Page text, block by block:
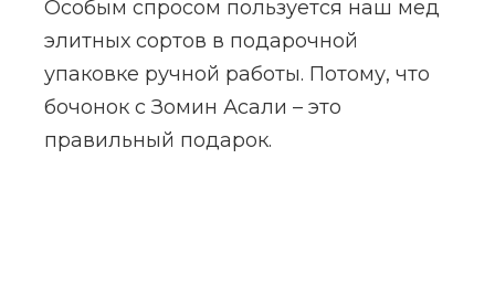
Особым спросом пользуется наш мед
элитных сортов в подарочной
упаковке ручной работы. Потому, что
бочонок с Зомин Асали – это
правильный подарок.